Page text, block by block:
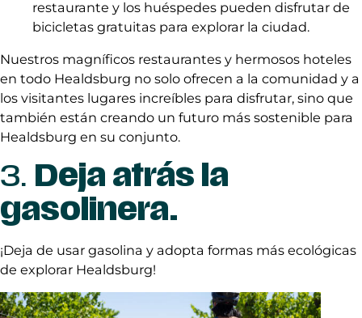
restaurante y los huéspedes pueden disfrutar de
bicicletas gratuitas para explorar la ciudad.
Nuestros magníficos restaurantes y hermosos hoteles
en todo Healdsburg no solo ofrecen a la comunidad y a
los visitantes lugares increíbles para disfrutar, sino que
también están creando un futuro más sostenible para
Healdsburg en su conjunto.
3. Deja atrás la
gasolinera.
¡Deja de usar gasolina y adopta formas más ecológicas
de explorar Healdsburg!